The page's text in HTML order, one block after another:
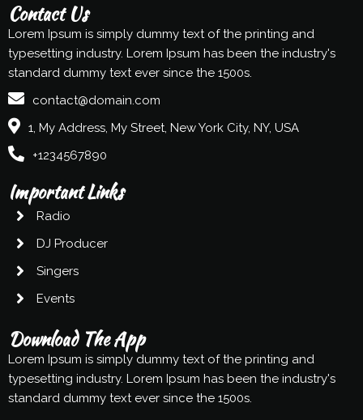
Contact Us
Lorem Ipsum is simply dummy text of the printing and
typesetting industry. Lorem Ipsum has been the industry's
standard dummy text ever since the 1500s.
contact@domain.com
1, My Address, My Street, New York City, NY, USA
+1234567890
Important Links
Radio
DJ Producer
Singers
Events
Download The App
Lorem Ipsum is simply dummy text of the printing and
typesetting industry. Lorem Ipsum has been the industry's
standard dummy text ever since the 1500s.